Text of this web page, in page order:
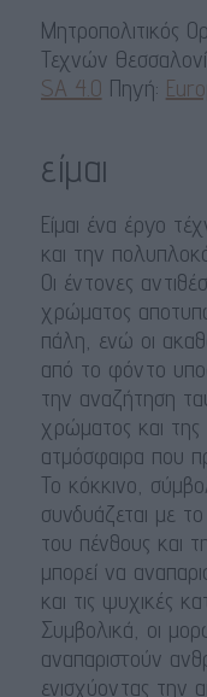
Μητροπολιτικός
Τεχνών
SA 4.0 Πηγή:
είμαι
Είμαι ένα έργο
και την
Οι έντονες
χρώματος
πάλη, ενώ οι
από το φόντο
την αναζήτηση
χρώματος και της
ατμόσφαιρα που
Το κόκκινο,
συνδυάζεται με
του πένθους και
μπορεί να
και τις ψυχικές
Συμβολικά, οι
αναπαριστούν
ενισχύοντας την